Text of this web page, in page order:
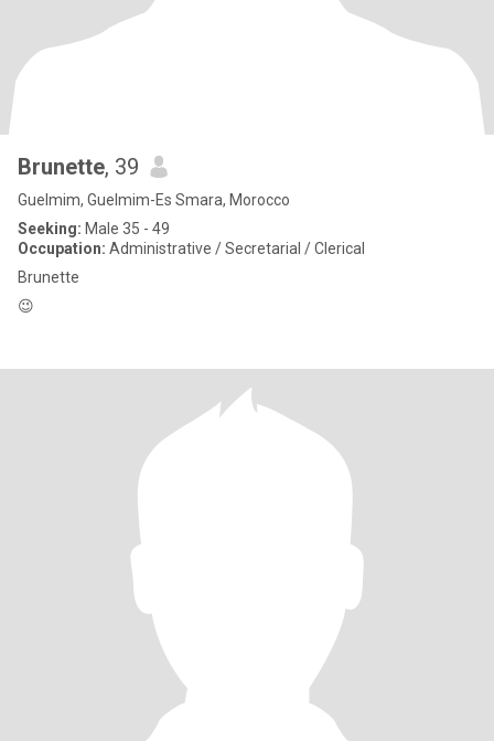
Brunette, 39
Guelmim, Guelmim-Es Smara, Morocco
Seeking: Male 35 - 49
Occupation: Administrative / Secretarial / Clerical
Brunette
😉